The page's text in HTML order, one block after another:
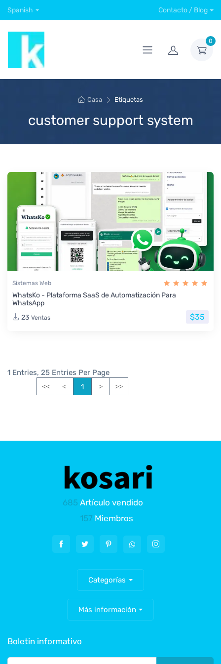
Spanish Contacto / Blog
0
Casa Etiquetas
customer support system
Sistemas Web
WhatsKo - Plataforma SaaS de Automatización Para
WhatsApp
23 Ventas $35
1 Entries, 25 Entries Per Page
<< < 1 > >>
685 Artículo vendido
157 Miembros
Categorías
Más información
Boletin informativo